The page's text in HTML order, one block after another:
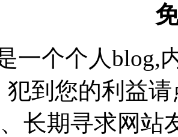
一个个人blog,
犯到您的利益
长期寻求网站